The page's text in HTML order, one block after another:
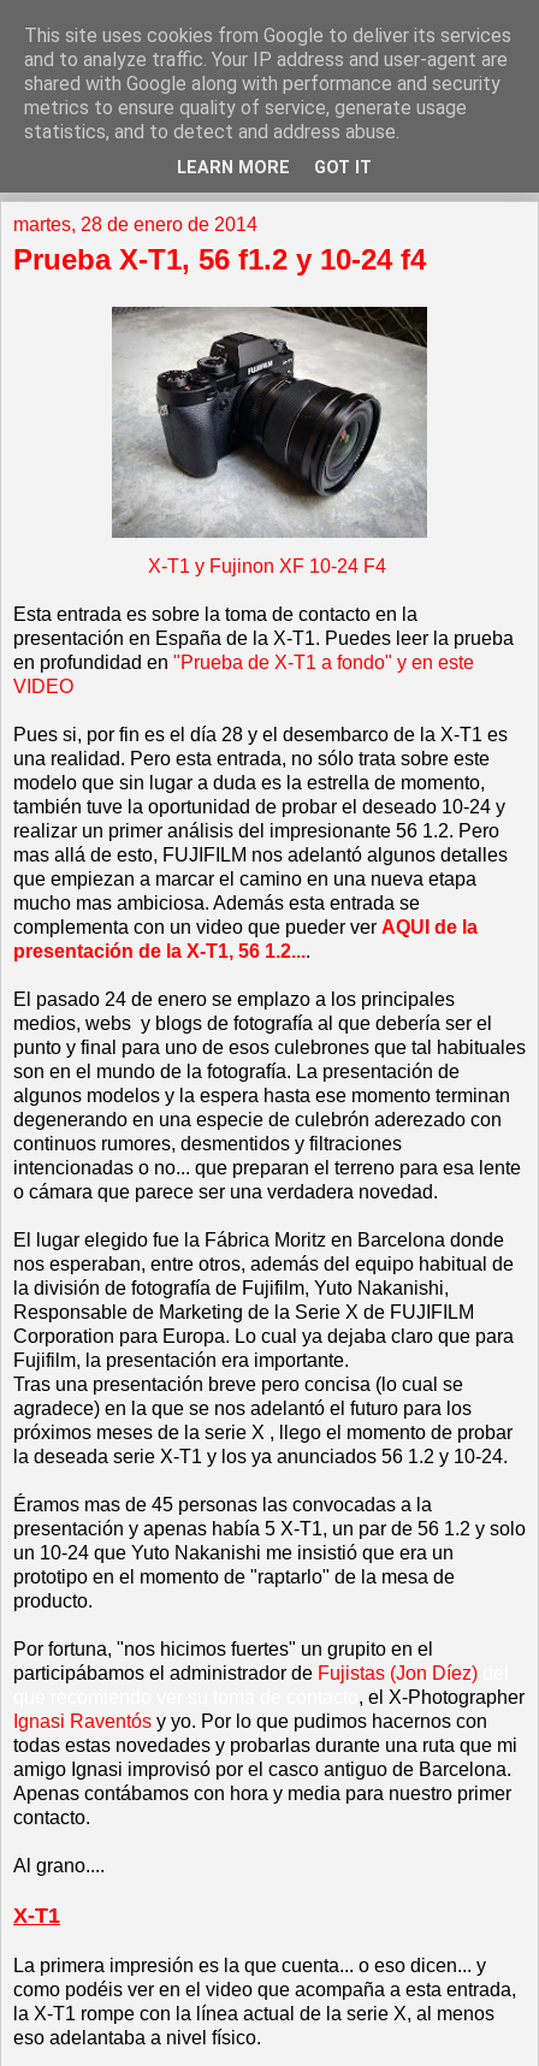
martes, 28 de enero de 2014
Prueba X-T1, 56 f1.2 y 10-24 f4
X-T1 y Fujinon XF 10-24 F4
Esta entrada es sobre la toma de contacto en la
presentación en España de la X-T1. Puedes leer la prueba
en profundidad en "Prueba de X-T1 a fondo" y en este
VIDEO
Pues si, por fin es el día 28 y el desembarco de la X-T1 es
una realidad. Pero esta entrada, no sólo trata sobre este
modelo que sin lugar a duda es la estrella de momento,
también tuve la oportunidad de probar el deseado 10-24 y
realizar un primer análisis del impresionante 56 1.2. Pero
mas allá de esto, FUJIFILM nos adelantó algunos detalles
que empiezan a marcar el camino en una nueva etapa
mucho mas ambiciosa. Además esta entrada se
complementa con un video que pueder ver AQUI de la
presentación de la X-T1, 56 1.2....
El pasado 24 de enero se emplazo a los principales
medios, webs y blogs de fotografía al que debería ser el
punto y final para uno de esos culebrones que tal habituales
son en el mundo de la fotografía. La presentación de
algunos modelos y la espera hasta ese momento terminan
degenerando en una especie de culebrón aderezado con
continuos rumores, desmentidos y filtraciones
intencionadas o no... que preparan el terreno para esa lente
o cámara que parece ser una verdadera novedad.
El lugar elegido fue la Fábrica Moritz en Barcelona donde
nos esperaban, entre otros, además del equipo habitual de
la división de fotografía de Fujifilm, Yuto Nakanishi,
Responsable de Marketing de la Serie X de FUJIFILM
Corporation para Europa. Lo cual ya dejaba claro que para
Fujifilm, la presentación era importante.
Tras una presentación breve pero concisa (lo cual se
agradece) en la que se nos adelantó el futuro para los
próximos meses de la serie X , llego el momento de probar
la deseada serie X-T1 y los ya anunciados 56 1.2 y 10-24.
Éramos mas de 45 personas las convocadas a la
presentación y apenas había 5 X-T1, un par de 56 1.2 y solo
un 10-24 que Yuto Nakanishi me insistió que era un
prototipo en el momento de "raptarlo" de la mesa de
producto.
Por fortuna, "nos hicimos fuertes" un grupito en el
participábamos el administrador de Fujistas (Jon Díez)
, el X-Photographer
Ignasi Raventós y yo. Por lo que pudimos hacernos con
todas estas novedades y probarlas durante una ruta que mi
amigo Ignasi improvisó por el casco antiguo de Barcelona.
Apenas contábamos con hora y media para nuestro primer
contacto.
Al grano....
X-T1
La primera impresión es la que cuenta... o eso dicen... y
como podéis ver en el video que acompaña a esta entrada,
la X-T1 rompe con la línea actual de la serie X, al menos
eso adelantaba a nivel físico.
This site uses cookies from Google to deliver its services
and to analyze traffic. Your IP address and user-agent are
shared with Google along with performance and security
metrics to ensure quality of service, generate usage
statistics, and to detect and address abuse.
LEARN MORE GOT IT